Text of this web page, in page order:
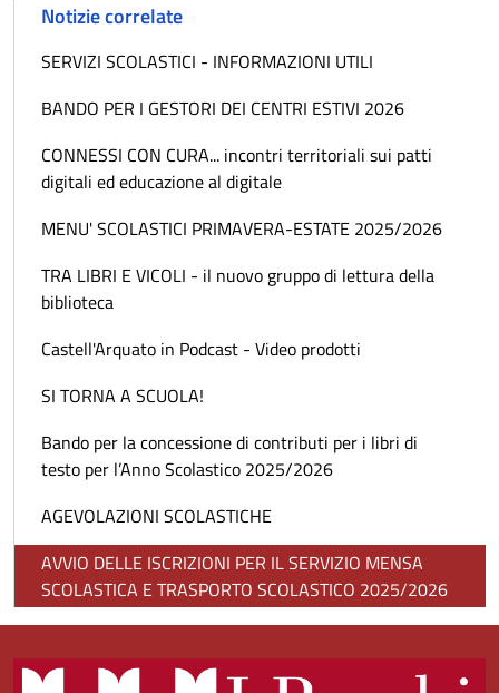
Notizie correlate
SERVIZI SCOLASTICI - INFORMAZIONI UTILI
BANDO PER I GESTORI DEI CENTRI ESTIVI 2026
CONNESSI CON CURA... incontri territoriali sui patti
digitali ed educazione al digitale
MENU' SCOLASTICI PRIMAVERA-ESTATE 2025/2026
TRA LIBRI E VICOLI - il nuovo gruppo di lettura della
biblioteca
Castell'Arquato in Podcast - Video prodotti
SI TORNA A SCUOLA!
Bando per la concessione di contributi per i libri di
testo per l’Anno Scolastico 2025/2026
AGEVOLAZIONI SCOLASTICHE
AVVIO DELLE ISCRIZIONI PER IL SERVIZIO MENSA
SCOLASTICA E TRASPORTO SCOLASTICO 2025/2026